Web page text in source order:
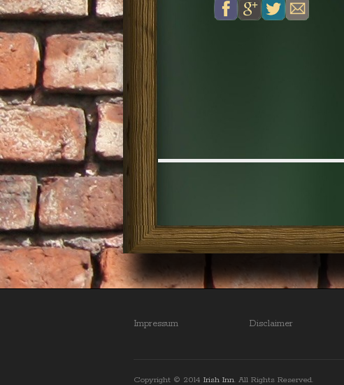
Impressum Disclaimer
Copyright © 2014 Irish Inn. All Rights Reserved.